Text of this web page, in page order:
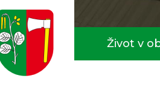
Život v